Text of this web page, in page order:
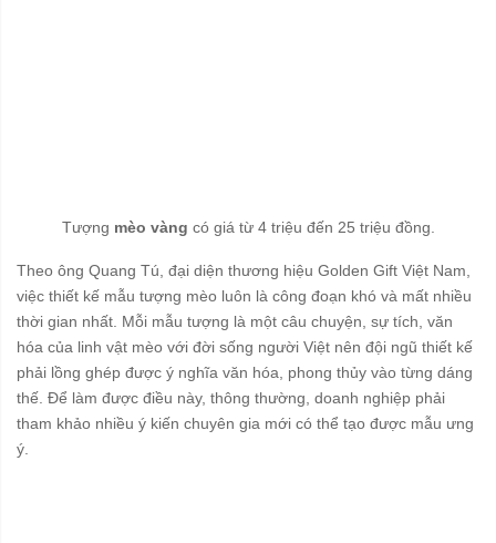
Tượng mèo vàng có giá từ 4 triệu đến 25 triệu đồng.
Theo ông Quang Tú, đại diện thương hiệu Golden Gift Việt Nam,
việc thiết kế mẫu tượng mèo luôn là công đoạn khó và mất nhiều
thời gian nhất. Mỗi mẫu tượng là một câu chuyện, sự tích, văn
hóa của linh vật mèo với đời sống người Việt nên đội ngũ thiết kế
phải lồng ghép được ý nghĩa văn hóa, phong thủy vào từng dáng
thế. Để làm được điều này, thông thường, doanh nghiệp phải
tham khảo nhiều ý kiến chuyên gia mới có thể tạo được mẫu ưng
ý.